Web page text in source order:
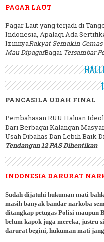
PAGAR LAUT
Pagar Laut yang terjadi di
Indonesia, Apalagi Ada
IzinnyaRakyat Semakin
Mau DipagarBagai Tersambar
PANCASILA UDAH FINAL
Pembahasan RUU Haluan
Dari Berbagai Kalangan
Usah Dibahas Dan Lebih Baik
Tendangan 12 PAS Dihentikan
INDONESIA DARURAT
Sudah dijatuhi hukuman mati
masih banyak bandar narkoba
ditangkap petugas Polisi maupun
belum kapok juga mereka, justru
darurat begini, hukuman mati